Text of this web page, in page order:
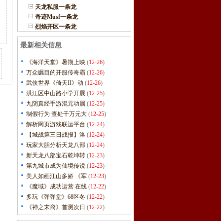
天龙私服一条龙
奇迹Musf一条龙
烈焰开区一条龙
最新相关信息
《海洋天堂》暑期上映 (12-26)
万众瞩目的开服传奇霸 (12-26)
武侠世界《倚天II》动 (12-26)
洪江区中山路小学开展 (12-25)
九阴真经手游混元功属 (12-25)
制假行为 查处千万元大 (12-25)
解析网页游戏联运平台 (12-24)
【城战第三日战报】洛 (12-24)
玩家大胆分析天龙八部 (12-24)
新天龙八部宝石乾坤转 (12-23)
第九城市成为仙境传说 (12-23)
美人如画江山多娇 《军 (12-23)
《魔域》成功运营 在线 (12-22)
多玩《弹弹堂》68区冬 (12-22)
《神之末裔》首测次日 (12-22)